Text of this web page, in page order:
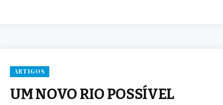
ARTIGOS
UM NOVO RIO POSSÍVEL